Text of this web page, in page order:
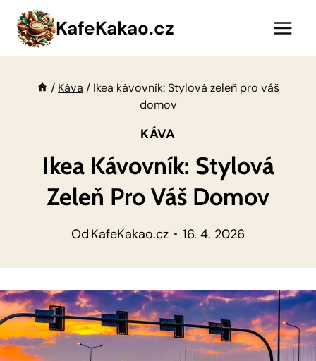
Přeskočit
obsah
KafeKakao.cz
/ Káva / Ikea kávovník: Stylová zeleň pro váš
domov
KÁVA
Ikea Kávovník: Stylová
Zeleň Pro Váš Domov
Od KafeKakao.cz 16. 4. 2026